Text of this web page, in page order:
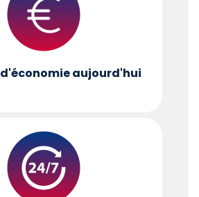
d'économie aujourd'hui